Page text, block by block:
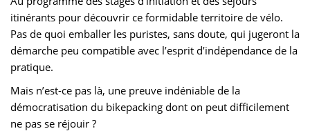
itinérants pour découvrir ce formidable territoire de vélo.
Pas de quoi emballer les puristes, sans doute, qui jugeront la
démarche peu compatible avec l’esprit d’indépendance de la
pratique.
Mais n’est-ce pas là, une preuve indéniable de la
démocratisation du bikepacking dont on peut difficilement
ne pas se réjouir ?